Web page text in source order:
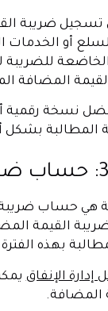
تسجيل ضريبة
أو الخدمات
الخاضعة
المضافة
نسخة رقمية
بشكل
هي حساب ضريبة
ضريبة القيمة
بهذه
إدارة الإنفاق
المضافة.